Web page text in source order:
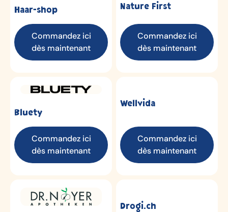
Haar-shop
Commandez ici
dès maintenant
Nature First
Commandez ici
dès maintenant
Bluety
Commandez ici
dès maintenant
Wellvida
Commandez ici
dès maintenant
Drogi.ch